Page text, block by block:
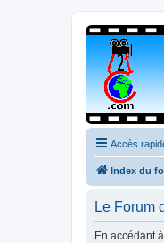
Accès
Index du
Le Forum
En accédant